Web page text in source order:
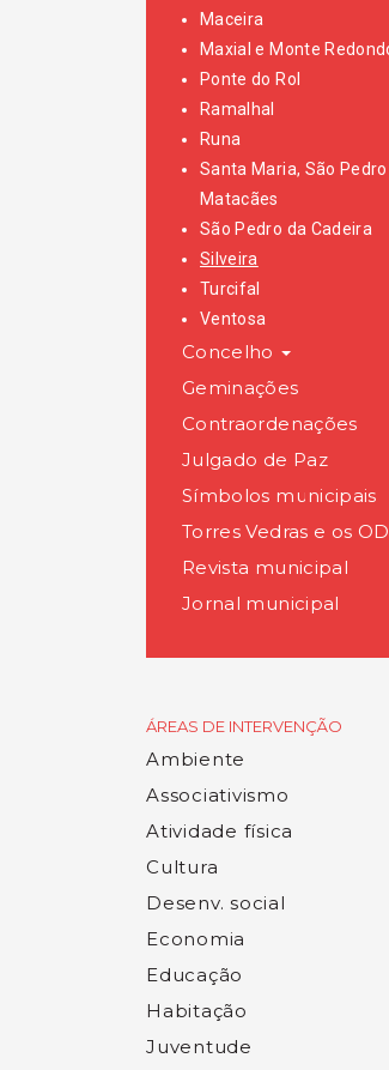
Maceira
Maxial e Monte
Ponte do Rol
Ramalhal
Runa
Santa Maria, São Pedro
Matacães
São Pedro da Cadeira
Silveira
Turcifal
Ventosa
Concelho
Geminações
Contraordenações
Julgado de Paz
Símbolos municipais
Torres Vedras e os
Revista municipal
Jornal municipal
ÁREAS DE INTERVENÇÃO
Ambiente
Associativismo
Atividade física
Cultura
Desenv. social
Economia
Educação
Habitação
Juventude